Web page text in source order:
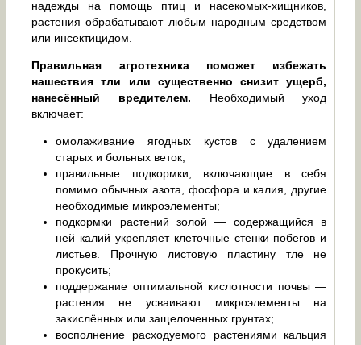
надежды на помощь птиц и насекомых-хищников,
растения обрабатывают любым народным средством
или инсектицидом.
Правильная агротехника поможет избежать
нашествия тли или существенно снизит ущерб,
нанесённый вредителем. Необходимый уход
включает:
омолаживание ягодных кустов с удалением
старых и больных веток;
правильные подкормки, включающие в себя
помимо обычных азота, фосфора и калия, другие
необходимые микроэлементы;
подкормки растений золой — содержащийся в
ней калий укрепляет клеточные стенки побегов и
листьев. Прочную листовую пластину тле не
прокусить;
поддержание оптимальной кислотности почвы —
растения не усваивают микроэлементы на
закислённых или защелоченных грунтах;
восполнение расходуемого растениями кальция